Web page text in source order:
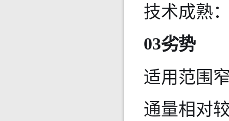
技术成熟
03劣势
适用范围
通量相对